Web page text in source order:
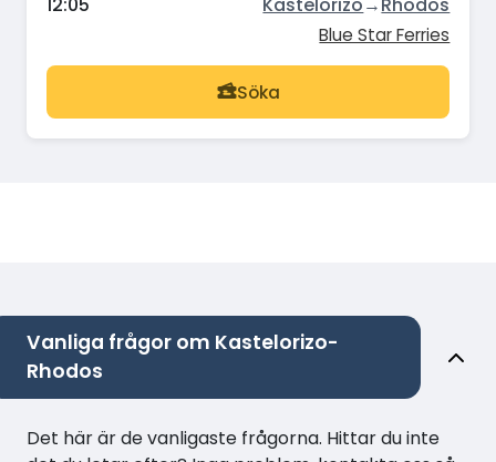
12:05 Kastelorizo→Rhodos
Blue Star Ferries
Söka
Vanliga frågor om Kastelorizo-
Rhodos
Det här är de vanligaste frågorna. Hittar du inte